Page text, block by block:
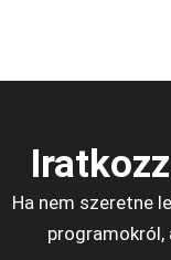
Ha nem szeretne
programokról,